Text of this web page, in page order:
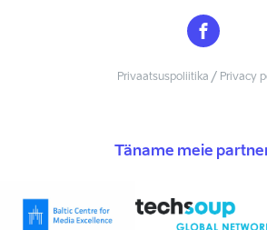
Privaatsuspoliitika / Privacy
Täname meie